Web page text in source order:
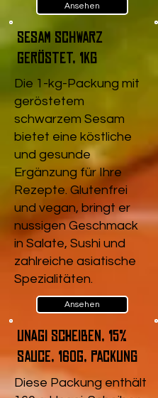
Ansehen
Sesam schwarz
geröstet, 1kg
Die 1-kg-Packung mit
geröstetem
schwarzem Sesam
bietet eine köstliche
und gesunde
Ergänzung für Ihre
Rezepte. Glutenfrei
und vegan, bringt er
nussigen Geschmack
in Salate, Sushi und
zahlreiche asiatische
Spezialitäten.
Ansehen
Unagi Scheiben, 15%
Sauce, 160g, Packung
Diese Packung enthält